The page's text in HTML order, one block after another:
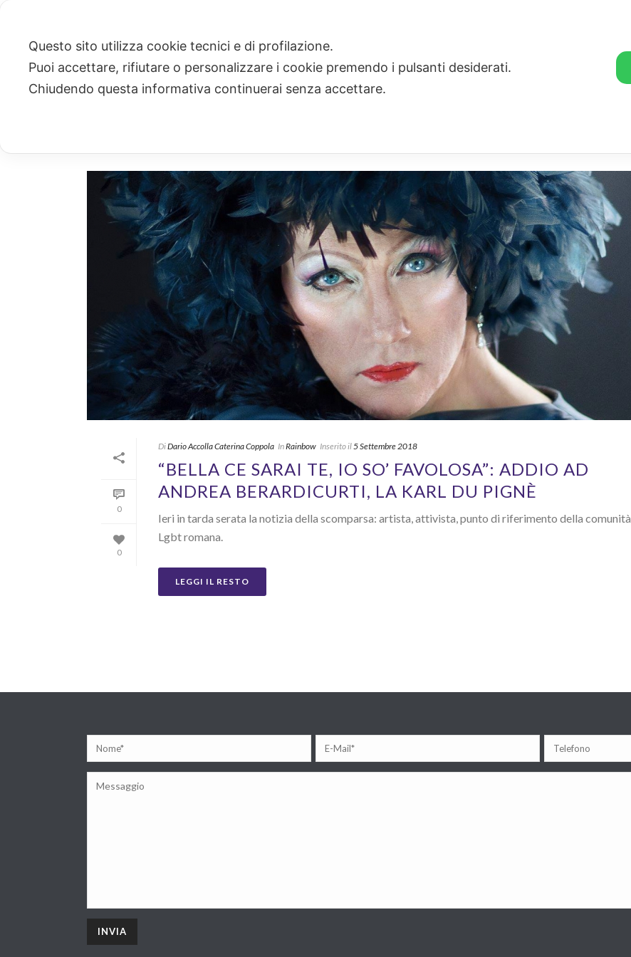
ARCHIVIO
0
0
DiDario Accolla Caterina Coppola InRainbow Inserito il5 Settembre 2018
“BELLA CE SARAI TE, IO SO’ FAVOLOSA”: ADDIO AD
ANDREA BERARDICURTI, LA KARL DU PIGNÈ
Ieri in tarda serata la notizia della scomparsa: artista, attivista, punto di riferimento della comunità
Lgbt romana.
LEGGI IL RESTO
Questo sito utilizza cookie tecnici e di profilazione.
Puoi accettare, rifiutare o personalizzare i cookie premendo i pulsanti desiderati.
Chiudendo questa informativa continuerai senza accettare.